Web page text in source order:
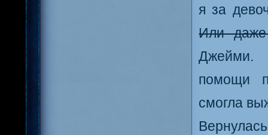
я за
Или
Джейми.
помощи
смогла